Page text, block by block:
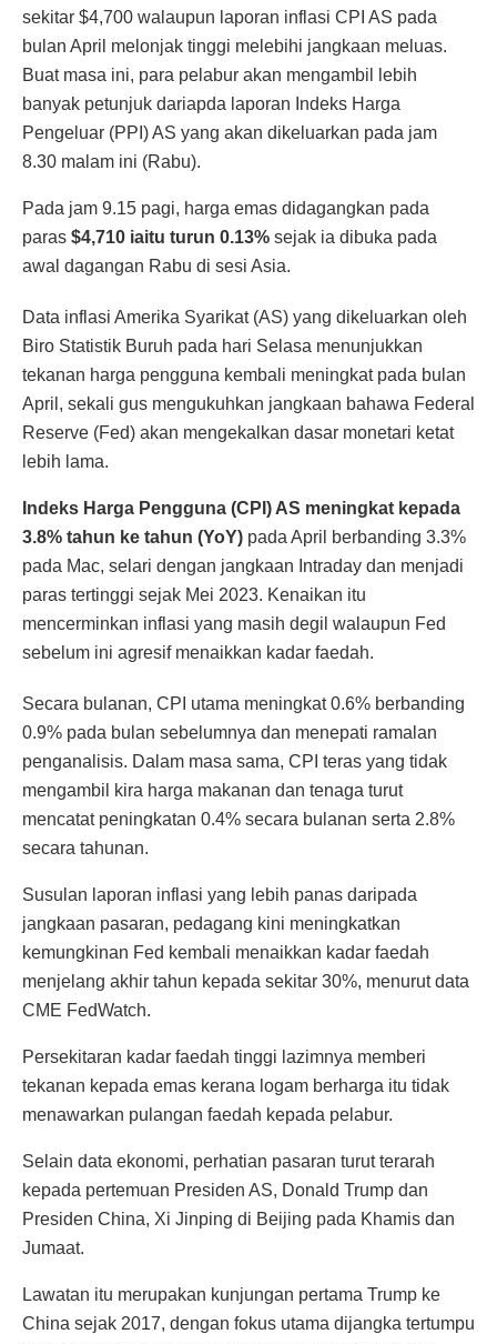
sekitar $4,700 walaupun laporan inflasi CPI AS pada
bulan April melonjak tinggi melebihi jangkaan meluas.
Buat masa ini, para pelabur akan mengambil lebih
banyak petunjuk dariapda laporan Indeks Harga
Pengeluar (PPI) AS yang akan dikeluarkan pada jam
8.30 malam ini (Rabu).
Pada jam 9.15 pagi, harga emas didagangkan pada
paras $4,710 iaitu turun 0.13% sejak ia dibuka pada
awal dagangan Rabu di sesi Asia.
Data inflasi Amerika Syarikat (AS) yang dikeluarkan oleh
Biro Statistik Buruh pada hari Selasa menunjukkan
tekanan harga pengguna kembali meningkat pada bulan
April, sekali gus mengukuhkan jangkaan bahawa Federal
Reserve (Fed) akan mengekalkan dasar monetari ketat
lebih lama.
Indeks Harga Pengguna (CPI) AS meningkat kepada
3.8% tahun ke tahun (YoY) pada April berbanding 3.3%
pada Mac, selari dengan jangkaan Intraday dan menjadi
paras tertinggi sejak Mei 2023. Kenaikan itu
mencerminkan inflasi yang masih degil walaupun Fed
sebelum ini agresif menaikkan kadar faedah.
Secara bulanan, CPI utama meningkat 0.6% berbanding
0.9% pada bulan sebelumnya dan menepati ramalan
penganalisis. Dalam masa sama, CPI teras yang tidak
mengambil kira harga makanan dan tenaga turut
mencatat peningkatan 0.4% secara bulanan serta 2.8%
secara tahunan.
Susulan laporan inflasi yang lebih panas daripada
jangkaan pasaran, pedagang kini meningkatkan
kemungkinan Fed kembali menaikkan kadar faedah
menjelang akhir tahun kepada sekitar 30%, menurut data
CME FedWatch.
Persekitaran kadar faedah tinggi lazimnya memberi
tekanan kepada emas kerana logam berharga itu tidak
menawarkan pulangan faedah kepada pelabur.
Selain data ekonomi, perhatian pasaran turut terarah
kepada pertemuan Presiden AS, Donald Trump dan
Presiden China, Xi Jinping di Beijing pada Khamis dan
Jumaat.
Lawatan itu merupakan kunjungan pertama Trump ke
China sejak 2017, dengan fokus utama dijangka tertumpu